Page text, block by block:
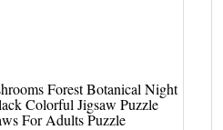
Forest Botanical Night
Colorful Jigsaw Puzzle
For Adults Puzzle